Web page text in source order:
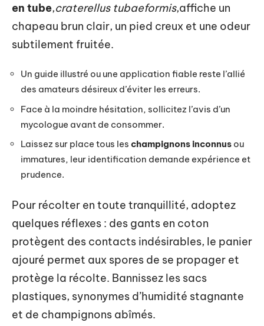
en tube,craterellus tubaeformis,affiche un
chapeau brun clair, un pied creux et une odeur
subtilement fruitée.
Un guide illustré ou une application fiable reste l’allié
des amateurs désireux d’éviter les erreurs.
Face à la moindre hésitation, sollicitez l’avis d’un
mycologue avant de consommer.
Laissez sur place tous les champignons inconnus ou
immatures, leur identification demande expérience et
prudence.
Pour récolter en toute tranquillité, adoptez
quelques réflexes : des gants en coton
protègent des contacts indésirables, le panier
ajouré permet aux spores de se propager et
protège la récolte. Bannissez les sacs
plastiques, synonymes d’humidité stagnante
et de champignons abîmés.